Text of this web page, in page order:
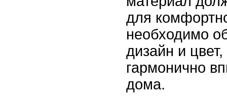
для
необходимо
дизайн и
гармонично
дома.